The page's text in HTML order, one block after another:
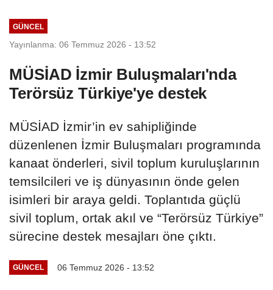
GÜNCEL
Yayınlanma: 06 Temmuz 2026 - 13:52
MÜSİAD İzmir Buluşmaları'nda
Terörsüz Türkiye'ye destek
MÜSİAD İzmir’in ev sahipliğinde
düzenlenen İzmir Buluşmaları programında
kanaat önderleri, sivil toplum kuruluşlarının
temsilcileri ve iş dünyasının önde gelen
isimleri bir araya geldi. Toplantıda güçlü
sivil toplum, ortak akıl ve “Terörsüz Türkiye”
sürecine destek mesajları öne çıktı.
GÜNCEL 06 Temmuz 2026 - 13:52